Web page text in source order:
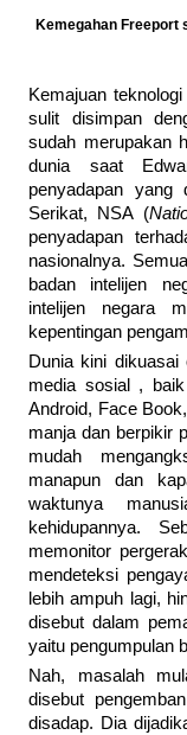
Kemegahan Freeport
Kemajuan
sulit disimpan
sudah merupakan
dunia saat
penyadapan yang
Serikat, NSA (
penyadapan
nasionalnya.
badan intelijen
intelijen negara
kepentingan
Dunia kini
media sosial ,
Android, Face
manja dan berpikir
mudah
manapun dan
waktunya
kehidupannya.
memonitor
mendeteksi
lebih ampuh lagi,
disebut dalam
yaitu pengumpulan
Nah, masalah
disebut
disadap. Dia